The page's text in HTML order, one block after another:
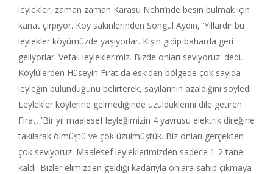
leylekler, zaman zaman Karasu Nehri’nde besin bulmak için
kanat çırpıyor. Köy sakinlerinden Songül Aydın, 'Yıllardır bu
leylekler köyümüzde yaşıyorlar. Kışın gidip baharda geri
geliyorlar. Vefalı leyleklerimiz. Bizde onları seviyoruz' dedi.
Köylülerden Hüseyin Fırat da eskiden bölgede çok sayıda
leyleğin bulunduğunu belirterek, sayılarının azaldığını söyledi.
Leylekler köylerine gelmediğinde üzüldüklerini dile getiren
Fırat, 'Bir yıl maalesef leyleğimizin 4 yavrusu elektrik direğine
takılarak ölmüştü ve çok üzülmüştük. Biz onları gerçekten
çok seviyoruz. Maalesef leyleklerimizden sadece 1-2 tane
kaldı. Bizler elimizden geldiği kadarıyla onlara sahip çıkmaya